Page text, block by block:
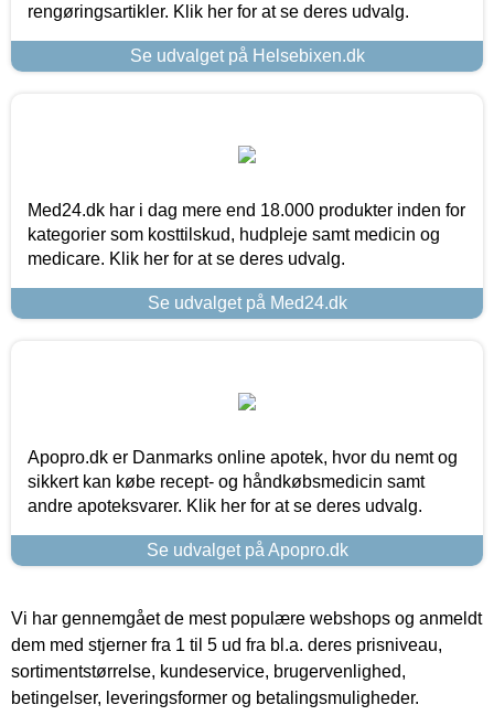
rengøringsartikler. Klik her for at se deres udvalg.
Se udvalget på Helsebixen.dk
Med24.dk har i dag mere end 18.000 produkter inden for
kategorier som kosttilskud, hudpleje samt medicin og
medicare. Klik her for at se deres udvalg.
Se udvalget på Med24.dk
Apopro.dk er Danmarks online apotek, hvor du nemt og
sikkert kan købe recept- og håndkøbsmedicin samt
andre apoteksvarer. Klik her for at se deres udvalg.
Se udvalget på Apopro.dk
Vi har gennemgået de mest populære webshops og anmeldt
dem med stjerner fra 1 til 5 ud fra bl.a. deres prisniveau,
sortimentstørrelse, kundeservice, brugervenlighed,
betingelser, leveringsformer og betalingsmuligheder.